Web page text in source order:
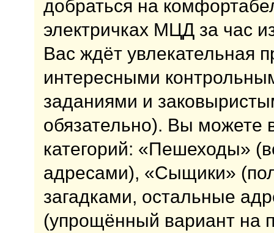
добраться на
электричках МЦД за час
Вас ждёт увлекательная
интересными
заданиями и
обязательно). Вы можете
категорий: «Пешеходы»
адресами), «Сыщики»
загадками, остальные
(упрощённый вариант на